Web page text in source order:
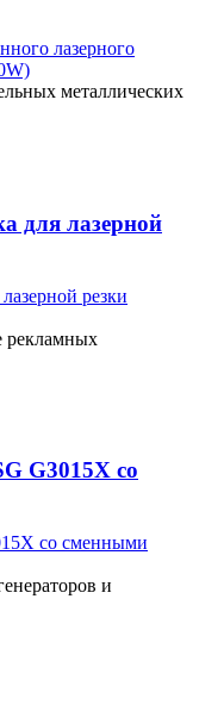
металлических
для лазерной
рекламных
G3015X со
и